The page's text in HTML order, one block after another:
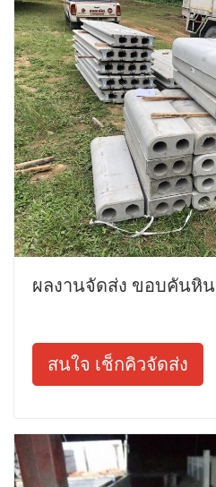
ผลงานจัดส่ง ขอบคันหิน
สนใจ เช็กคิวจัดส่ง